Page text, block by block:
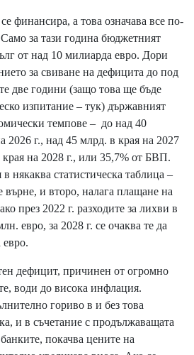
финансира, а това означава все по-
за тази година бюджетният
от над 10 милиарда евро. Дори
за свиване на дефицита до под
две години (защо това ще бъде
изпитание – тук) държавният
темпове – до над 40
2026 г., над 45 млрд. в края на 2027
на 2028 г., или 35,7% от БВП.
някаква статистическа таблица –
върне, и второ, налага плащане на
през 2022 г. разходите за лихви в
евро, за 2028 г. се очаква те да
дефицит, причинен от огромно
води до висока инфлация.
гориво в и без това
и в съчетание с продължаващата
покачва цените на